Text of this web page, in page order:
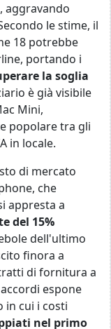
aggravando
le stime, il
18 potrebbe
portando i
la soglia
è già visibile
Mini,
popolare tra gli
in locale.
di mercato
che
appresta a
del 15%
dell'ultimo
finora a
di fornitura a
espone
in cui i costi
nel primo